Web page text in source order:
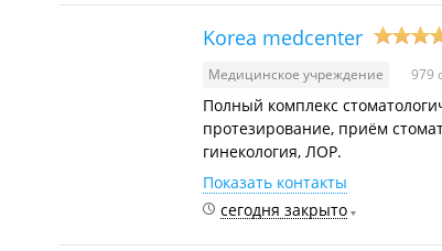
Korea medcenter
Медицинское учреждение 979
Полный комплекс
протезирование, приём
гинекология, ЛОР.
Показать контакты
сегодня закрыто